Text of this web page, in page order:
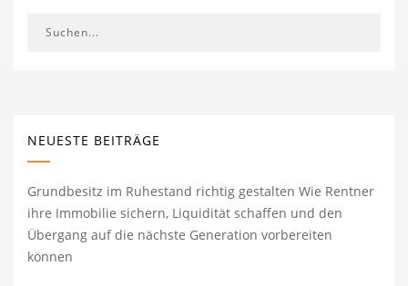
NEUESTE BEITRÄGE
Grundbesitz im Ruhestand richtig gestalten Wie Rentner
ihre Immobilie sichern, Liquidität schaffen und den
Übergang auf die nächste Generation vorbereiten
können